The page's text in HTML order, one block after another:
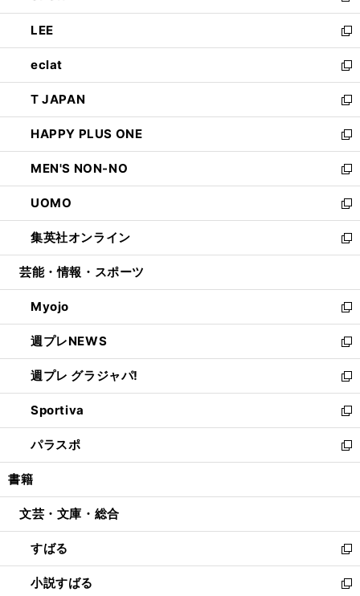
開
く
ウ
で
開
く
ン
ド
ウ
で
開
く
ウ
ィ
ン
ド
ウ
で
開
く
し
い
ウ
ィ
ン
ド
ウ
で
開
く
LEE
新
し
い
ウ
ィ
ン
ド
ウ
で
開
く
eclat
新
し
い
ウ
ィ
ン
ド
ウ
で
開
く
T JAPAN
新
し
い
ウ
ィ
ン
ド
ウ
で
開
HAPPY PLUS ONE
新
し
い
ウ
ィ
ン
ド
ウ
開
く
MEN'S NON-NO
新
し
い
ウ
ィ
ン
ウ
で
開
く
UOMO
新
し
い
ウ
ン
ド
ウ
で
開
く
集英社オンライン
新
し
ウ
ィ
ン
ド
ウ
で
開
く
芸能・情報・スポーツ
Myojo
新
し
い
ウ
ィ
ン
ド
ウ
で
開
週プレNEWS
新
し
い
ウ
ィ
ン
ド
ウ
開
週プレ グラジャパ!
新
し
い
ウ
ィ
ン
ウ
開
く
Sportiva
新
し
い
ウ
ン
ウ
で
開
く
パラスポ
新
し
ウ
ン
ド
ウ
で
書籍
文芸・文庫・総合
すばる
新
し
い
小説すばる
新